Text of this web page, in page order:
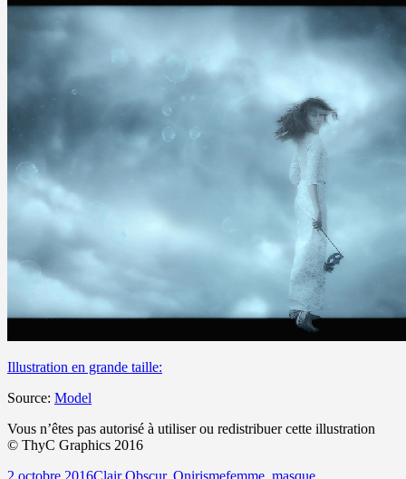
Illustration en grande taille:
Source: Model
Vous n’êtes pas autorisé à utiliser ou redistribuer cette illustration
© ThyC Graphics 2016
Publié
2 octobre 2016Catégories
Clair Obscur, OnirismeMots-
femme masque